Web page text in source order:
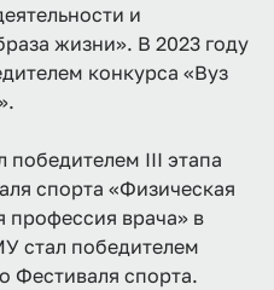
и
жизни». В 2023 году
конкурса «Вуз
победителем III этапа
спорта «Физическая
профессия врача» в
стал победителем
Фестиваля спорта.